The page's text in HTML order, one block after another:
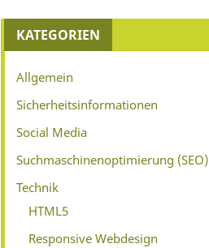
KATEGORIEN
Allgemein
Sicherheitsinformationen
Social Media
Suchmaschinenoptimierung (SEO)
Technik
HTML5
Responsive Webdesign